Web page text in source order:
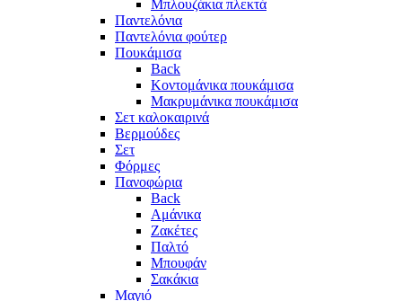
Μπλουζάκια πλεκτά
Παντελόνια
Παντελόνια φούτερ
Πουκάμισα
Back
Κοντομάνικα πουκάμισα
Μακρυμάνικα πουκάμισα
Σετ καλοκαιρινά
Βερμούδες
Σετ
Φόρμες
Πανοφώρια
Back
Αμάνικα
Ζακέτες
Παλτό
Μπουφάν
Σακάκια
Μαγιό